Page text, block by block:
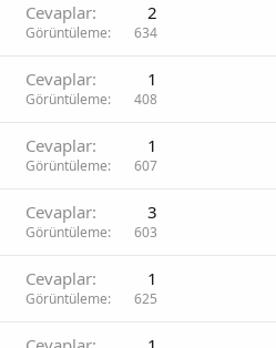
Cevaplar 2
Görüntüleme 634
Cevaplar 1
Görüntüleme 408
Cevaplar 1
Görüntüleme 607
Cevaplar 3
Görüntüleme 603
Cevaplar 1
Görüntüleme 625